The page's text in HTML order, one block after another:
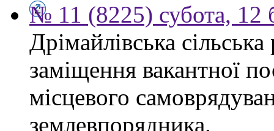
№ 11 (8225) субота, 12
Дрімайлівська
заміщення вакантної
місцевого
землевпорядника.